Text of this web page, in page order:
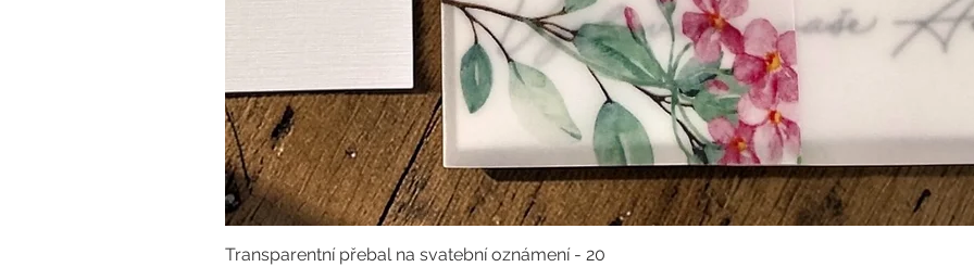
Transparentní přebal na svatební oznámení - 20